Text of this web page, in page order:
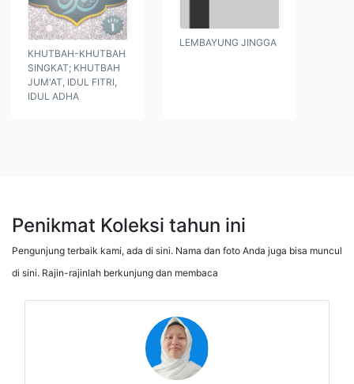
KHUTBAH-KHUTBAH
SINGKAT; KHUTBAH
JUM'AT, IDUL FITRI,
IDUL ADHA
LEMBAYUNG JINGGA
Penikmat Koleksi tahun ini
Pengunjung terbaik kami, ada di sini. Nama dan foto Anda juga bisa muncul
di sini. Rajin-rajinlah berkunjung dan membaca